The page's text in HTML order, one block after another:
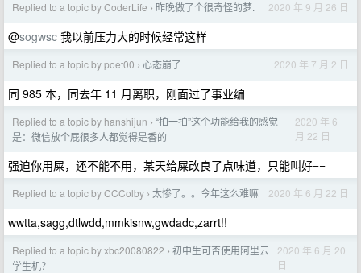
Replied to a topic by CoderLife › 昨晚做了个很奇怪的梦. 2020 年 9 月 26 日
@sogwsc 我以前压力大的时候经常这样
Replied to a topic by poet00 › 心态崩了 2020 年 7 月 2 日
同 985 本，同去年 11 月离职，刚面过了事业编
Replied to a topic by hanshijun › “拍一拍”这个功能给我的感觉
是：微信放个屁很多人都觉得是香的
2020 年 6
月 22 日
强迫你用屎，还不能不用，某天给屎改良了点味道，只能叫好==
Replied to a topic by CCColby › 太惨了。。今年这么难嘛 2020 年 6 月 22 日
wwtta,sagg,dtlwdd,mmkisnw,gwdadc,zarrt!!
Replied to a topic by xbc20080822 › 初中生可否使用阿里云
学生机？
2020 年 6 月 20
日